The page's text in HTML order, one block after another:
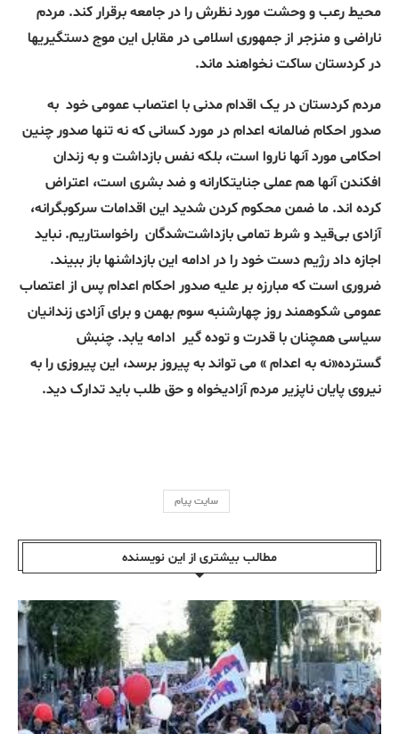
محیط رعب و وحشت مورد نظرش را در جامعه برقرار کند. مردم
ناراضی و منزجر از جمهوری اسلامی در مقابل این موج دستگیریها
در کردستان ساکت نخواهند ماند.
مردم کردستان در یک اقدام مدنی با اعتصاب عمومی خود به
صدور احکام ضالمانه اعدام در مورد کسانی که نه تنها صدور چنین
احکامی مورد آنها ناروا است، بلکه نفس بازداشت و به زندان
افکندن آنها هم عملی جنایتکارانه و ضد بشری است، اعتراض
کرده اند. ما ضمن محکوم کردن شدید این اقدامات سرکوبگرانه،
آزادی بی‌قید و شرط تمامی بازداشت‌شدگان راخواستاریم. نباید
اجازه داد رژیم دست خود را در ادامه این بازداشنها باز ببیند.
ضروری است که مبارزه بر علیه صدور احکام اعدام پس از اعتصاب
عمومی شکوهمند روز چهارشنبه سوم بهمن و برای آزادی زندانیان
سیاسی همچنان با قدرت و توده گیر ادامه یابد. چنبش
گسترده«نه به اعدام » می تواند به پیروز برسد، این پیروزی را به
نیروی پایان ناپزیر مردم آزادیخواه و حق طلب باید تدارک دید.
سایت پیام
مطالب بیشتری از این نویسندە